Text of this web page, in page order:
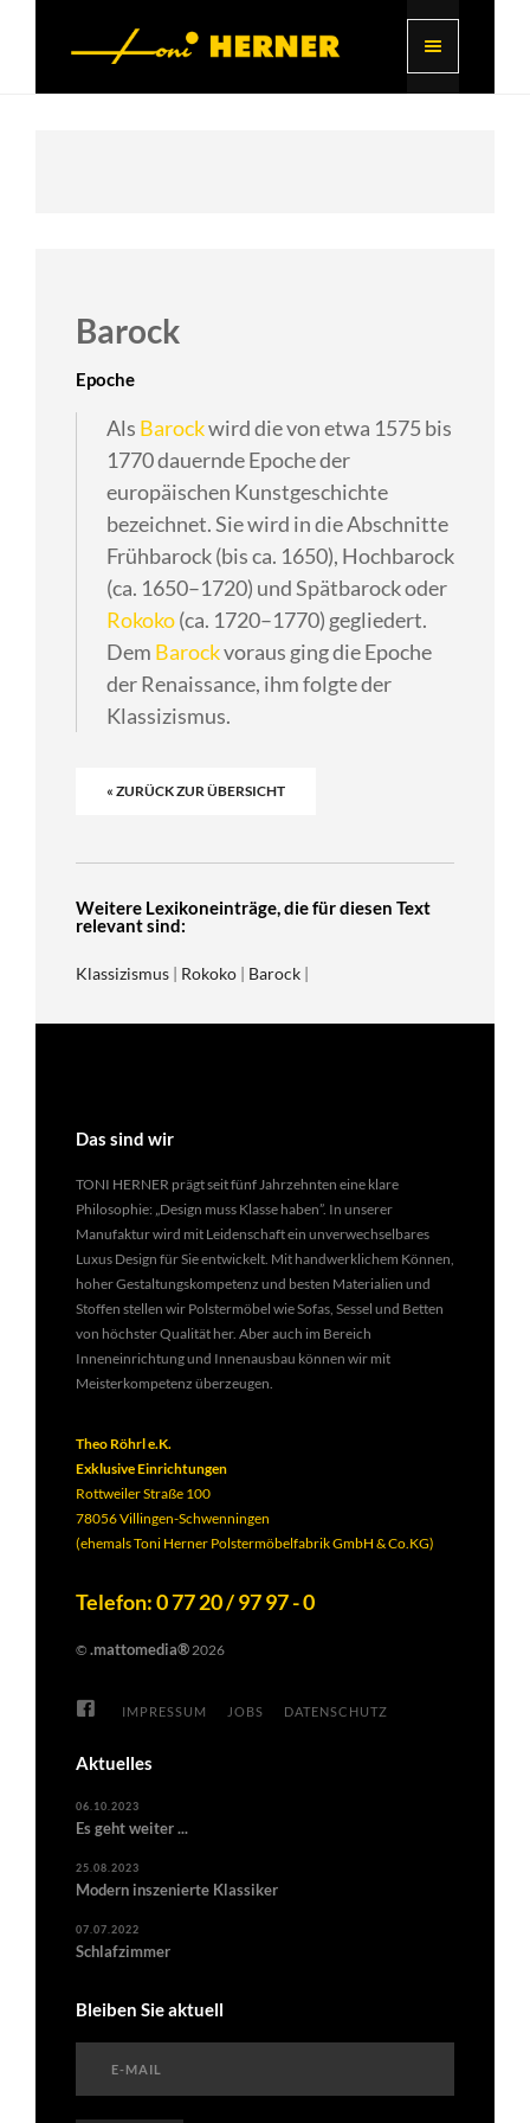
Barock
Epoche
Als Barockwird die von etwa 1575 bis
1770 dauernde Epoche der
europäischen Kunstgeschichte
bezeichnet. Sie wird in die Abschnitte
Frühbarock (bis ca. 1650), Hochbarock
(ca. 1650–1720) und Spätbarock oder
Rokoko(ca. 1720–1770) gegliedert.
Dem Barockvoraus ging die Epoche
der Renaissance, ihm folgte der
Klassizismus.
« ZURÜCK ZUR ÜBERSICHT
Weitere Lexikoneinträge, die für diesen Text
relevant sind:
Klassizismus | Rokoko | Barock |
Das sind wir
TONI HERNER prägt seit fünf Jahrzehnten eine klare
Philosophie: „Design muss Klasse haben”. In unserer
Manufaktur wird mit Leidenschaft ein unverwechselbares
Luxus Design für Sie entwickelt. Mit handwerklichem Können,
hoher Gestaltungskompetenz und besten Materialien und
Stoffen stellen wir Polstermöbel wie Sofas, Sessel und Betten
von höchster Qualität her. Aber auch im Bereich
Inneneinrichtung und Innenausbau können wir mit
Meisterkompetenz überzeugen.
Theo Röhrl e.K.
Exklusive Einrichtungen
Rottweiler Straße 100
78056 Villingen-Schwenningen
(ehemals Toni Herner Polstermöbelfabrik GmbH & Co.KG)
Telefon: 0 77 20 / 97 97 - 0
© .mattomedia®2026
IMPRESSUM JOBS DATENSCHUTZ
Aktuelles
06.10.2023
Es geht weiter ...
25.08.2023
Modern inszenierte Klassiker
07.07.2022
Schlafzimmer
Bleiben Sie aktuell